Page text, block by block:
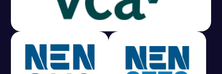
M
Gratis offerte in 24 uur
Geen lekkage? Geen betaling.
Vast tarief van € 395,- exc btw.
Rapport binnen 3 werkdagen.